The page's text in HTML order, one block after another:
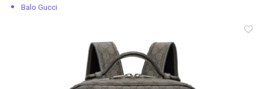
Balo Gucci